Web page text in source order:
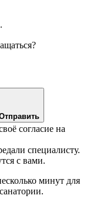
согласие на
специалисту.
с вами.
минут для